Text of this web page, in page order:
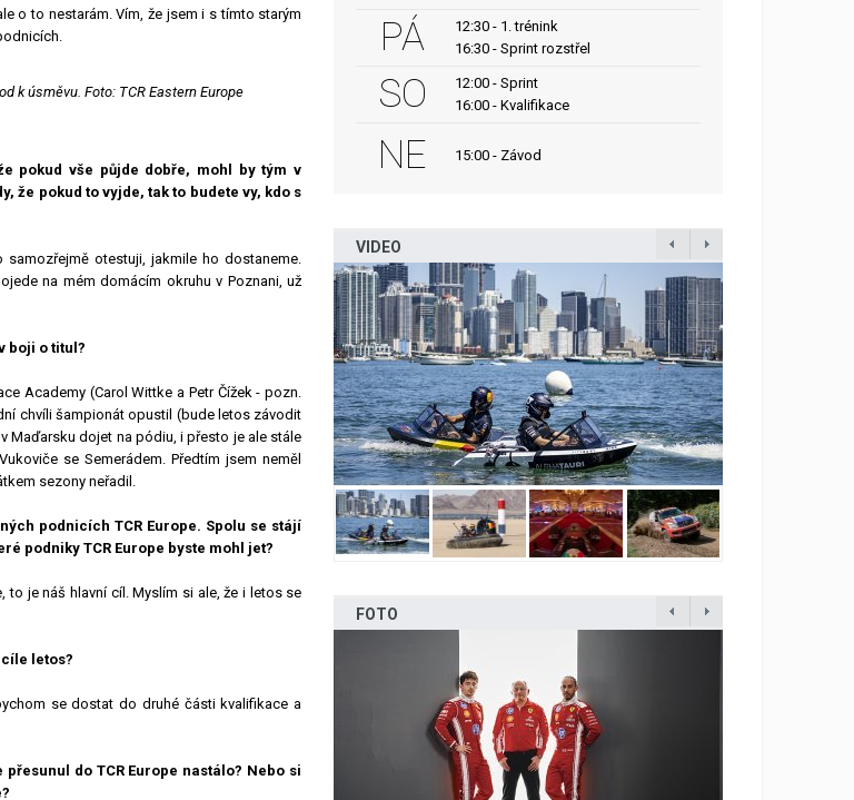
o to nestarám. Vím, že jsem i s tímto starým
k úsměvu. Foto: TCR Eastern Europe
pokud vše půjde dobře, mohl by tým v
že pokud to vyjde, tak to budete vy, kdo s
otestuji, jakmile ho dostaneme.
na mém domácím okruhu v Poznani, už
boji o titul?
Academy (Carol Wittke a Petr Čížek - pozn.
chvíli šampionát opustil (bude letos závodit
Maďarsku dojet na pódiu, i přesto je ale stále
se Semerádem. Předtím jsem neměl
sezony neřadil.
podnicích TCR Europe. Spolu se stájí
podniky TCR Europe byste mohl jet?
to je náš hlavní cíl. Myslím si ale, že i letos se
letos?
se dostat do druhé části kvalifikace a
do TCR Europe nastálo? Nebo si
PÁ
12:30 - 1. trénink
16:30 - Sprint rozstřel
SO
12:00 - Sprint
16:00 - Kvalifikace
NE 15:00 - Závod
VIDEO
FOTO